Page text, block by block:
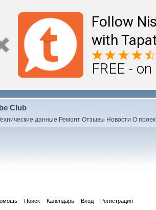
Follow
with
FREE -
Club
данные Ремонт Отзывы Новости О
Поиск Календарь Вход Регистрация